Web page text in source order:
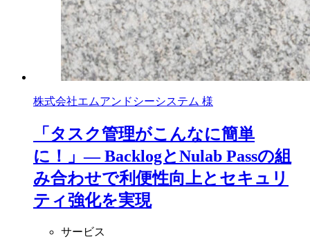
株式会社エムアンドシーシステム 様
「タスク管理がこんなに簡単
に！」― BacklogとNulab Passの組
み合わせで利便性向上とセキュリ
ティ強化を実現
サービス